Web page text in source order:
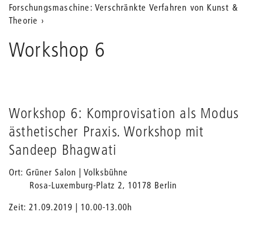
auf
der
Webseite
Forschungsmaschine: Verschränkte Verfahren von Kunst &
Theorie
Workshop 6
Workshop 6: Komprovisation als Modus
ästhetischer Praxis. Workshop mit
Sandeep Bhagwati
Ort: Grüner Salon | Volksbühne
Rosa-Luxemburg-Platz 2, 10178 Berlin
Zeit: 21.09.2019 | 10.00-13.00h